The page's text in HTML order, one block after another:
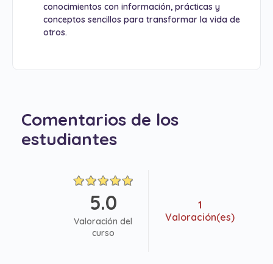
conocimientos con información, prácticas y
conceptos sencillos para transformar la vida de
otros.
Comentarios de los
estudiantes
5.0
Valoración del
curso
1
Valoración(es)